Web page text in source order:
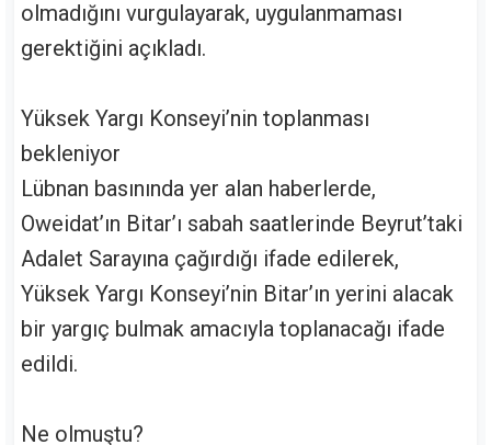
olmadığını vurgulayarak, uygulanmaması
gerektiğini açıkladı.
Yüksek Yargı Konseyi’nin toplanması
bekleniyor
Lübnan basınında yer alan haberlerde,
Oweidat’ın Bitar’ı sabah saatlerinde Beyrut’taki
Adalet Sarayına çağırdığı ifade edilerek,
Yüksek Yargı Konseyi’nin Bitar’ın yerini alacak
bir yargıç bulmak amacıyla toplanacağı ifade
edildi.
Ne olmuştu?